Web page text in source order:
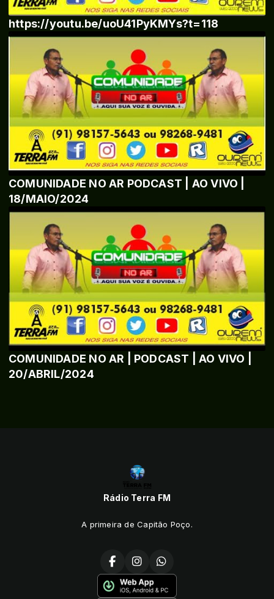
https://youtu.be/uoU41PyKMYs?t=118
COMUNIDADE NO AR PODCAST | AO VIVO |
18/MAIO/2024
COMUNIDADE NO AR | PODCAST | AO VIVO |
20/ABRIL/2024
Rádio Terra FM
A primeira de Capitão Poço.